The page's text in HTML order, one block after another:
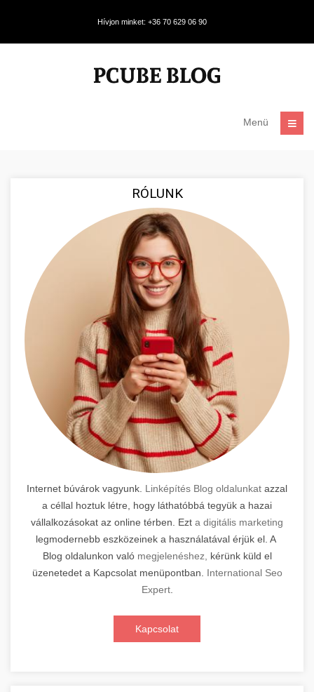
Hívjon minket: +36 70 629 06 90
Menü
RÓLUNK
Internet búvárok vagyunk. Linképítés Blog oldalunkat azzal
a céllal hoztuk létre, hogy láthatóbbá tegyük a hazai
vállalkozásokat az online térben. Ezt a digitális marketing
legmodernebb eszközeinek a használatával érjük el. A
Blog oldalunkon való megjelenéshez,
kérünk küld el
üzenetedet a Kapcsolat menüpontban. International Seo
Expert.
Kapcsolat